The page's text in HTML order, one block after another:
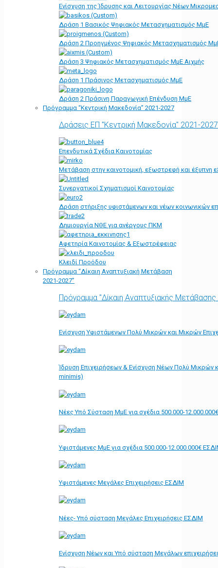
Ενίσχυση της Ίδρυσης και Λειτουργίας Νέων
Δράση 1 Βασικός Ψηφιακός Μετασχηματισμός ΜμΕ
Δράση 2 Προηγμένος Ψηφιακός Μετασχηματισμός
Δράση 3 Ψηφιακός Μετασχηματισμός ΜμΕ Αιχμής
Δράση 1 Πράσινος Μετασχηματισμός ΜμΕ
Δράση 2 Πράσινη Παραγωγική Επένδυση ΜμΕ
Πρόγραμμα “Κεντρική Μακεδονία” 2021-2027
Δράσεις ΕΠ "Κεντρική Μακεδονία" 2021-2027
Επενδυτικά Σχέδια Καινοτομίας
Μετάβαση στην καινοτομική, εξωστρεφή και έξυπνη
Συνεργατικοί Σχηματισμοί Καινοτομίας
Δράση στήριξης υφιστάμενων και νέων κοινωνικών
Δημιουργία ΝΘΕ για ανέργους ΠΚΜ
Αφετηρία Kαινοτομίας & Εξωστρέφειας
Κλειδί Προόδου
Πρόγραμμα “Δίκαιη Αναπτυξιακή Μετάβαση
2021-2027”
Πρόγραμμα "Δίκαιη Αναπτυξιακής
Ενίσχυση Υφιστάμενων Πολύ Μικρών και Μικρών
Ίδρυση Επιχειρήσεων & Ενίσχυση Νέων Πολύ Μικρών
minimis)
Νέες Υπό Σύσταση ΜμΕ για σχέδια 500.000-
Υφιστάμενες ΜμΕ για σχέδια 500.000-12.000.000€
Υφιστάμενες Μεγάλες Επιχειρήσεις ΕΣΔΙΜ
Νέες- Υπό σύσταση Μεγάλες Επιχειρήσεις ΕΣΔΙΜ
Ενίσχυση Νέων και Υπό σύσταση Μεγάλων